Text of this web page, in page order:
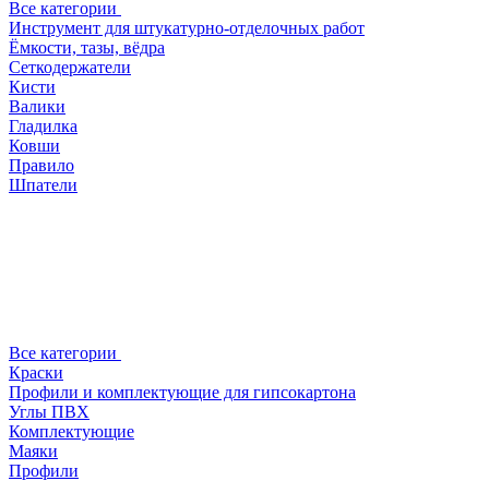
Все категории
Инструмент для штукатурно-отделочных работ
Ёмкости, тазы, вёдра
Сеткодержатели
Кисти
Валики
Гладилка
Ковши
Правило
Шпатели
Все категории
Краски
Профили и комплектующие для гипсокартона
Углы ПВХ
Комплектующие
Маяки
Профили